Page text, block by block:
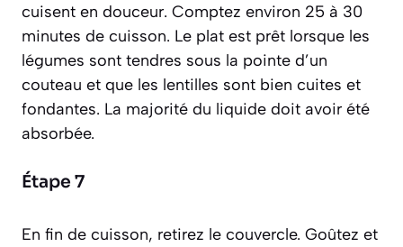
cuisent en douceur. Comptez environ 25 à 30
minutes de cuisson. Le plat est prêt lorsque les
légumes sont tendres sous la pointe d’un
couteau et que les lentilles sont bien cuites et
fondantes. La majorité du liquide doit avoir été
absorbée.
Étape 7
En fin de cuisson, retirez le couvercle. Goûtez et